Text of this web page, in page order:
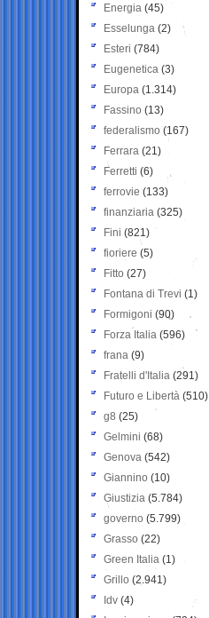
Energia (45)
Esselunga (2)
Esteri (784)
Eugenetica (3)
Europa (1.314)
Fassino (13)
federalismo (167)
Ferrara (21)
Ferretti (6)
ferrovie (133)
finanziaria (325)
Fini (821)
fioriere (5)
Fitto (27)
Fontana di Trevi (1)
Formigoni (90)
Forza Italia (596)
frana (9)
Fratelli d'Italia (291)
Futuro e Libertà (510)
g8 (25)
Gelmini (68)
Genova (542)
Giannino (10)
Giustizia (5.784)
governo (5.799)
Grasso (22)
Green Italia (1)
Grillo (2.941)
Idv (4)